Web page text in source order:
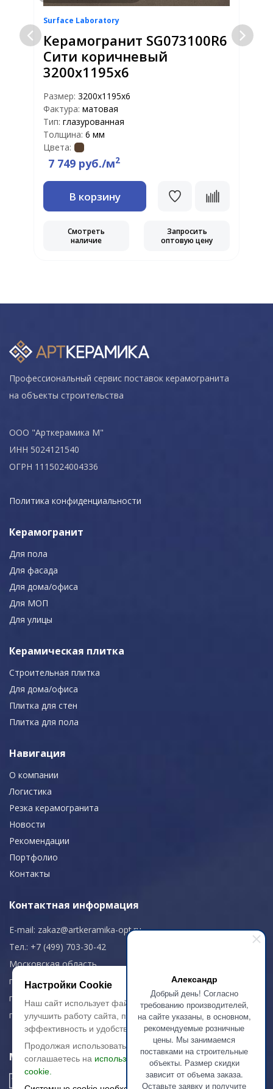
Александр
Добрый день! Согласно
требованию производителей,
на сайте указаны, в основном,
рекомендуемые розничные
цены. Мы занимаемся
поставками на строительные
объекты. Размер скидки
зависит от объема заказа.
Оставьте заявку и получите
Surface Laboratory
Керамогранит SG073100R6
Сити коричневый
3200х1195х6
Размер: 3200х1195х6
Фактура: матовая
Тип: глазурованная
Толщина: 6 мм
Цвета:
7 749 руб./м2
В корзину
Смотреть
наличие
Запросить
оптовую цену
Профессиональный сервис поставок керамогранита
на объекты строительства
ООО "Арткерамика М"
ИНН 5024121540
ОГРН 1115024004336
Политика конфиденциальности
Керамогранит
Для пола
Для фасада
Для дома/офиса
Для МОП
Для улицы
Керамическая плитка
Строительная плитка
Для дома/офиса
Плитка для стен
Плитка для пола
Навигация
О компании
Логистика
Резка керамогранита
Новости
Рекомендации
Портфолио
Контакты
Контактная информация
E-mail: zakaz@artkeramika-opt.ru
Тел.: +7 (499) 703-30-42
Московская область,
г. Красногорск
пн-чт: 09.00-18.00
пт: 09.00-17.00
Мы в соц. сетях
Настройки Cookie
Наш сайт использует файлы cookie, чтобы
улучшить работу сайта, повысить его
эффективность и удобство.
Продолжая использовать сайт, вы
соглашаетесь на использование файлов
cookie.